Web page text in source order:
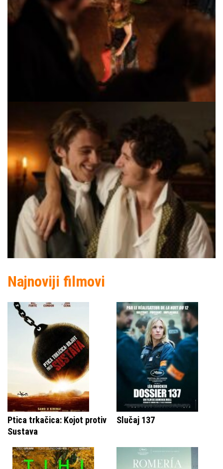
Najnoviji filmovi
Ptica trkačica: Kojot protiv
Sustava
Slučaj 137